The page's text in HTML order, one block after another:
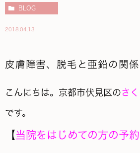
BLOG
2018.04.13
皮膚障害、脱毛と亜鉛の関
こんにちは。京都市伏見区のさ
です。
【当院をはじめての方の予